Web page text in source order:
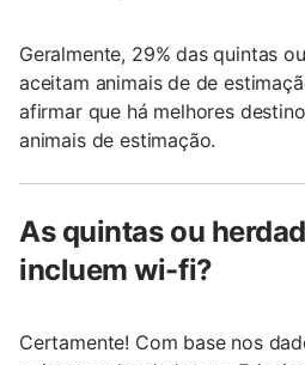
Geralmente, 29% das quintas
aceitam animais de de
afirmar que há melhores
animais de estimação.
As quintas ou
incluem wi-fi?
Certamente! Com base nos